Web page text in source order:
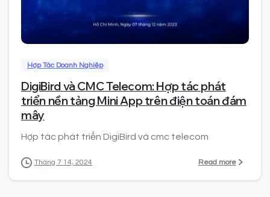
Hợp Tác Doanh Nghiệp
DigiBird và CMC Telecom: Hợp tác phát
triển nền tảng Mini App trên điện toán đám
mây
Hợp tác phát triển DigiBird và cmc telecom
Tháng 7 14, 2024 Read more